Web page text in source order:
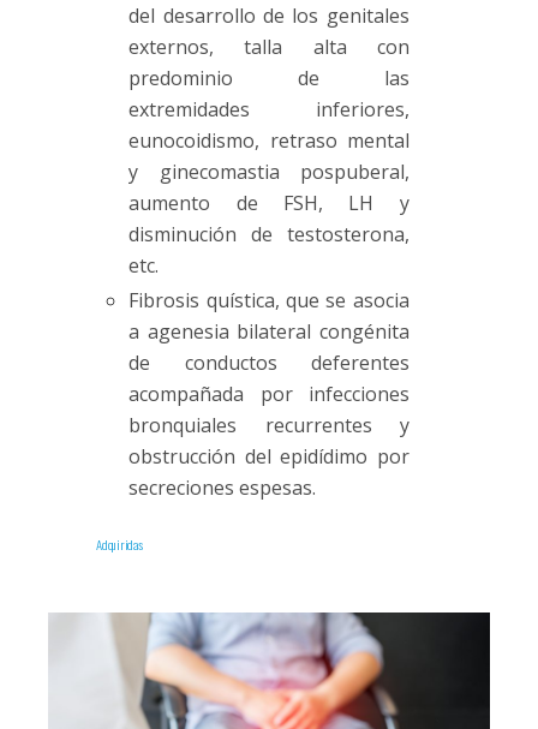
del desarrollo de los genitales
externos, talla alta con
predominio de las
extremidades inferiores,
eunocoidismo, retraso mental
y ginecomastia pospuberal,
aumento de FSH, LH y
disminución de testosterona,
etc.
Fibrosis quística, que se asocia
a agenesia bilateral congénita
de conductos deferentes
acompañada por infecciones
bronquiales recurrentes y
obstrucción del epidídimo por
secreciones espesas.
Adquiridas